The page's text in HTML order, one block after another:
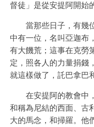
督徒」是從安提阿開始
當那些日子，有幾
中有一位，名叫亞迦布
有大饑荒；這事在克勞
定，照各人的力量捐錢
就這樣做了，託巴拿巴
在安提阿的教會中
和稱為尼結的西面、古
大的馬念，和掃羅。他